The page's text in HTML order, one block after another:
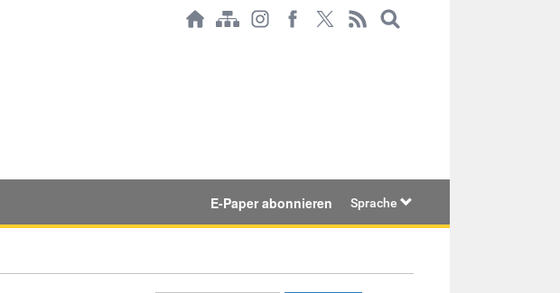
E-Paper abonnieren Sprache